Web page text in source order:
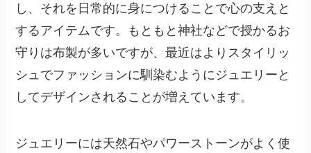
し、それを日常的に身につけることで心の支えと
するアイテムです。もともと神社などで授かるお
守りは布製が多いですが、最近はよりスタイリッ
シュでファッションに馴染むようにジュエリーと
してデザインされることが増えています。
ジュエリーには天然石やパワーストーンがよく使